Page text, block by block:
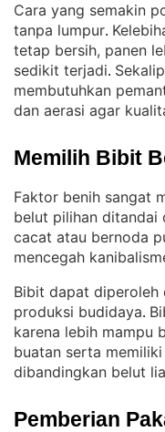
Cara yang semakin
tanpa lumpur.
tetap bersih, panen
sedikit terjadi.
membutuhkan
dan aerasi agar
Memilih Bibit
Faktor benih sangat
belut pilihan ditandai
cacat atau bernoda
mencegah
Bibit dapat diperoleh
produksi budidaya.
karena lebih mampu
buatan serta
dibandingkan belut
Pemberian